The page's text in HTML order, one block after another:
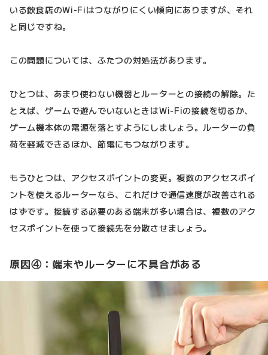
いる飲食店のWi-Fiはつながりにくい傾向にありますが、それ
と同じですね。
この問題については、ふたつの対処法があります。
ひとつは、あまり使わない機器とルーターとの接続の解除。た
とえば、ゲームで遊んでいないときはWi-Fiの接続を切るか、
ゲーム機本体の電源を落とすようにしましょう。ルーターの負
荷を軽減できるほか、節電にもつながります。
もうひとつは、アクセスポイントの変更。複数のアクセスポイ
ントを使えるルーターなら、これだけで通信速度が改善される
はずです。接続する必要のある端末が多い場合は、複数のアク
セスポイントを使って接続先を分散させましょう。
原因④：端末やルーターに不具合がある